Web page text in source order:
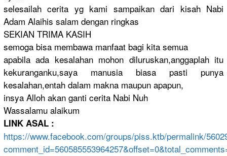
selesailah cerita yg kami sampaikan dari kisah Nabi
Adam Alaihis salam dengan ringkas
SEKIAN TRIMA KASIH
semoga bisa membawa manfaat bagi kita semua
apabila ada kesalahan mohon diluruskan,anggaplahitu
kekuranganku,saya manusia biasa pasti punya
kesalahan,entah dalam makna maupun apapun,
insya Alloh akan ganti cerita Nabi Nuh
Wassalamu alaikum
LINK ASAL :
https://www.facebook.com/groups/piss.ktb/permalink/
comment_id=560585553964257&offset=0&total_comments